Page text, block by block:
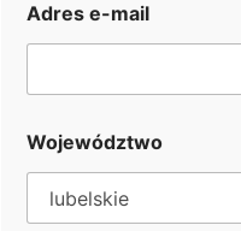
Kontakt
Email:
Adres e-mail
Województwo